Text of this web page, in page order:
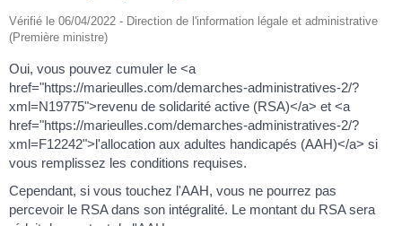
Vérifié le 06/04/2022 - Direction de l'information légale et administrative
(Première ministre)
Oui, vous pouvez cumuler le <a
href="https://marieulles.com/demarches-administratives-2/?
xml=N19775">revenu de solidarité active (RSA)</a> et <a
href="https://marieulles.com/demarches-administratives-2/?
xml=F12242">l'allocation aux adultes handicapés (AAH)</a> si
vous remplissez les conditions requises.
Cependant, si vous touchez l'AAH, vous ne pourrez pas
percevoir le RSA dans son intégralité. Le montant du RSA sera